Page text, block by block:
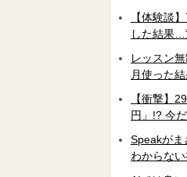
【体験談
した結果…
レッスン
月使った
【衝撃】
円」!? 今
Speakがま
わからな